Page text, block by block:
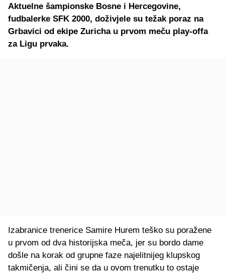
Aktuelne šampionske Bosne i Hercegovine,
fudbalerke SFK 2000, doživjele su težak poraz na
Grbavici od ekipe Zuricha u prvom meču play-offa
za Ligu prvaka.
Izabranice trenerice Samire Hurem teško su poražene
u prvom od dva historijska meča, jer su bordo dame
došle na korak od grupne faze najelitnijeg klupskog
takmičenja, ali čini se da u ovom trenutku to ostaje